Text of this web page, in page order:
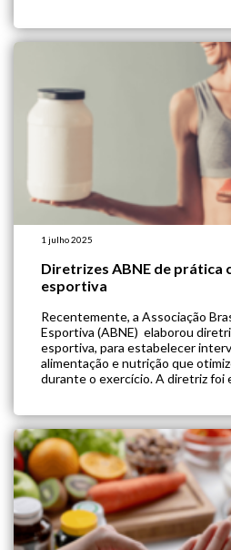
1 julho 2025
Diretrizes ABNE de prática
esportiva
Recentemente, a Associação
Esportiva (ABNE) elaborou
esportiva, para estabelecer
alimentação e nutrição que
durante o exercício. A diretriz foi
cujo objetivo principal é graduar
e […]